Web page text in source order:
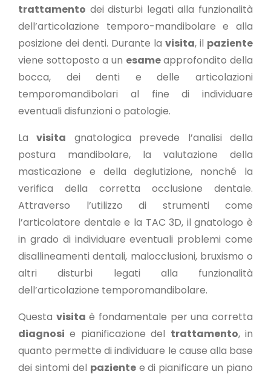
trattamento dei disturbi legati alla funzionalità
dell’articolazione temporo-mandibolare e alla
posizione dei denti. Durante la visita, il paziente
viene sottoposto a un esameapprofondito della
bocca, dei denti e delle articolazioni
temporomandibolari al fine di individuare
eventuali disfunzioni o patologie.
Lavisita gnatologica prevede l’analisi della
postura mandibolare, la valutazione della
masticazione e della deglutizione, nonché la
verifica della corretta occlusione dentale.
Attraverso l’utilizzo di strumenti come
l’articolatore dentale e la TAC 3D, il gnatologo è
in grado di individuare eventuali problemi come
disallineamenti dentali, malocclusioni, bruxismo o
altri disturbi legati alla funzionalità
dell’articolazione temporomandibolare.
Questa visita è fondamentale per una corretta
diagnosi e pianificazione del trattamento, in
quanto permette di individuare le cause alla base
dei sintomi del pazientee di pianificare un piano